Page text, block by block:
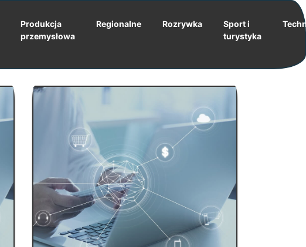
Produkcja
przemysłowa
Regionalne Rozrywka
Sport i
turystyka